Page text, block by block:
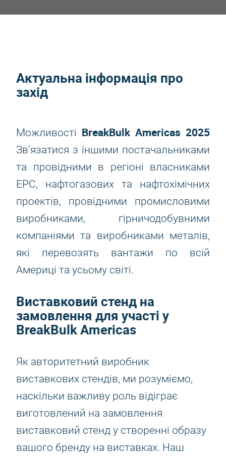
Актуальна інформація про
захід
Можливості BreakBulk Americas 2025
Зв'язатися з іншими постачальниками
та провідними в регіоні власниками
EPC, нафтогазових та нафтохімічних
проектів, провідними промисловими
виробниками, гірничодобувними
компаніями та виробниками металів,
які перевозять вантажи по всій
Америці та усьому світі.
Виставковий стенд на
замовлення для участі у
BreakBulk Americas
Як авторитетний виробник
виставкових стендів, ми розуміємо,
наскільки важливу роль відіграє
виготовлений на замовлення
виставковий стенд у створенні образу
вашого бренду на виставках. Наш